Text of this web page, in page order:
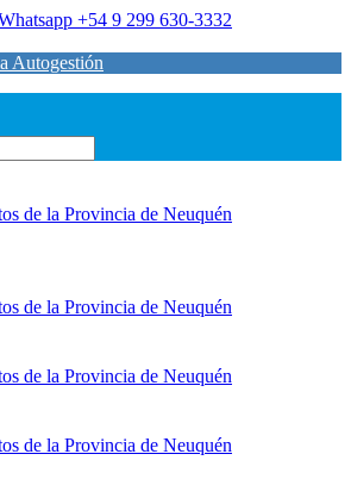
+54 9 299 630-3332
Autogestión